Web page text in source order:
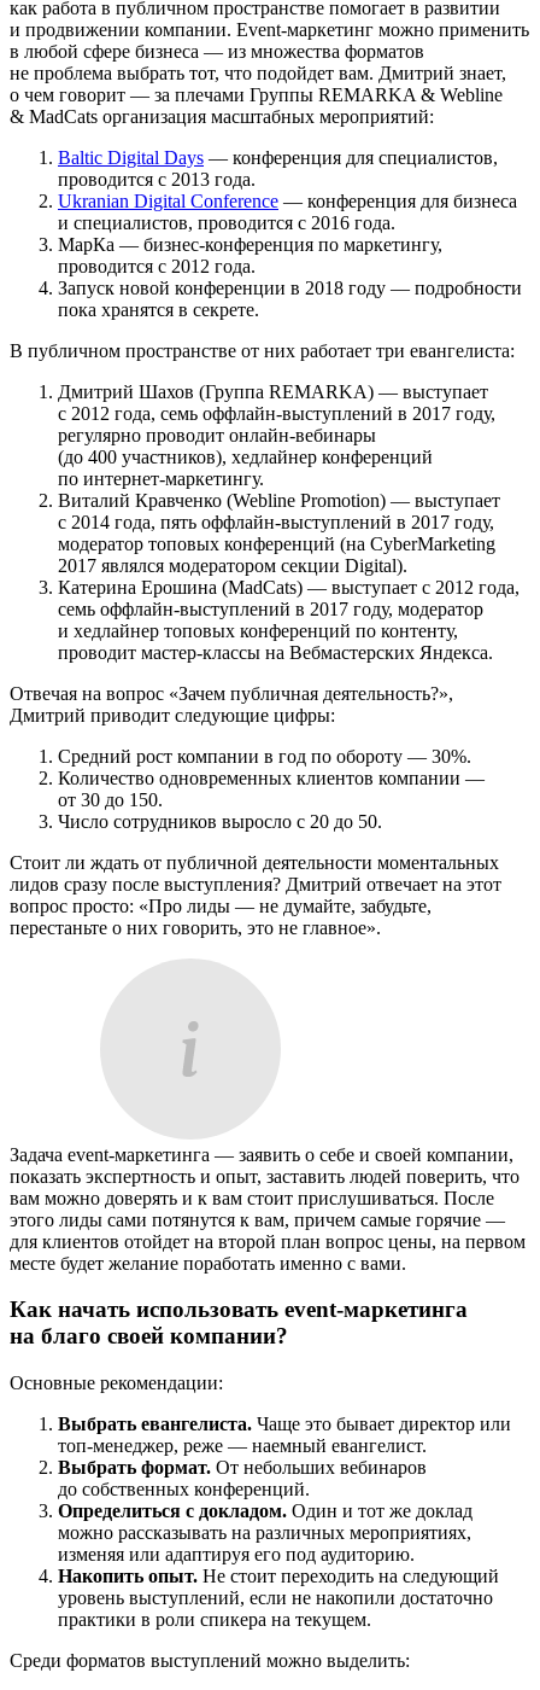
как работа в публичном пространстве помогает в развитии
и продвижении компании. Event-маркетинг можно применить
в любой сфере бизнеса — из множества форматов
не проблема выбрать тот, что подойдет вам. Дмитрий знает,
о чем говорит — за плечами Группы REMARKA & Webline
& MadCats организация масштабных мероприятий:
Baltic Digital Days — конференция для специалистов,
проводится с 2013 года.
Ukranian Digital Conference — конференция для бизнеса
и специалистов, проводится с 2016 года.
МарКа — бизнес-конференция по маркетингу,
проводится с 2012 года.
Запуск новой конференции в 2018 году — подробности
пока хранятся в секрете.
В публичном пространстве от них работает три евангелиста:
Дмитрий Шахов (Группа REMARKA) — выступает
с 2012 года, семь оффлайн-выступлений в 2017 году,
регулярно проводит онлайн-вебинары
(до 400 участников), хедлайнер конференций
по интернет-маркетингу.
Виталий Кравченко (Webline Promotion) — выступает
с 2014 года, пять оффлайн-выступлений в 2017 году,
модератор топовых конференций (на CyberMarketing
2017 являлся модератором секции Digital).
Катерина Ерошина (MadCats) — выступает с 2012 года,
семь оффлайн-выступлений в 2017 году, модератор
и хедлайнер топовых конференций по контенту,
проводит мастер-классы на Вебмастерских Яндекса.
Отвечая на вопрос «Зачем публичная деятельность?»,
Дмитрий приводит следующие цифры:
Средний рост компании в год по обороту — 30%.
Количество одновременных клиентов компании —
от 30 до 150.
Число сотрудников выросло с 20 до 50.
Стоит ли ждать от публичной деятельности моментальных
лидов сразу после выступления? Дмитрий отвечает на этот
вопрос просто: «Про лиды — не думайте, забудьте,
перестаньте о них говорить, это не главное».
Задача event-маркетинга — заявить о себе и своей компании,
показать экспертность и опыт, заставить людей поверить, что
вам можно доверять и к вам стоит прислушиваться. После
этого лиды сами потянутся к вам, причем самые горячие —
для клиентов отойдет на второй план вопрос цены, на первом
месте будет желание поработать именно с вами.
Как начать использовать event-маркетинга
на благо своей компании?
Основные рекомендации:
Выбрать евангелиста. Чаще это бывает директор или
топ-менеджер, реже — наемный евангелист.
Выбрать формат. От небольших вебинаров
до собственных конференций.
Определиться с докладом. Один и тот же доклад
можно рассказывать на различных мероприятиях,
изменяя или адаптируя его под аудиторию.
Накопить опыт. Не стоит переходить на следующий
уровень выступлений, если не накопили достаточно
практики в роли спикера на текущем.
Среди форматов выступлений можно выделить: